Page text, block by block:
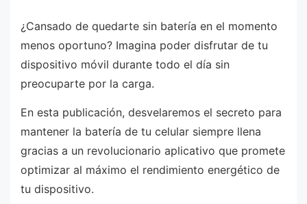
¿Cansado de quedarte sin batería en el momento
menos oportuno? Imagina poder disfrutar de tu
dispositivo móvil durante todo el día sin
preocuparte por la carga.
En esta publicación, desvelaremos el secreto para
mantener la batería de tu celular siempre llena
gracias a un revolucionario aplicativo que promete
optimizar al máximo el rendimiento energético de
tu dispositivo.